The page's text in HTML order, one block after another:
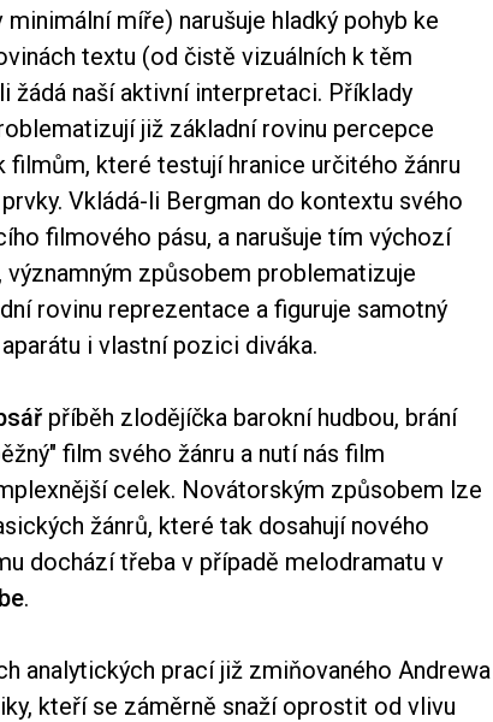
míře) narušuje hladký pohyb ke
textu (od čistě vizuálních k těm
žádá naší aktivní interpretaci. Příklady
již základní rovinu percepce
filmům, které testují hranice určitého žánru
Vkládá-li Bergman do kontextu svého
filmového pásu, a narušuje tím výchozí
způsobem problematizuje
rovinu reprezentace a figuruje samotný
i vlastní pozici diváka.
příběh zlodějíčka barokní hudbou, brání
film svého žánru a nutí nás film
celek. Novátorským způsobem lze
žánrů, které tak dosahují nového
dochází třeba v případě melodramatu v
.
analytických prací již zmiňovaného Andrewa
kteří se záměrně snaží oprostit od vlivu